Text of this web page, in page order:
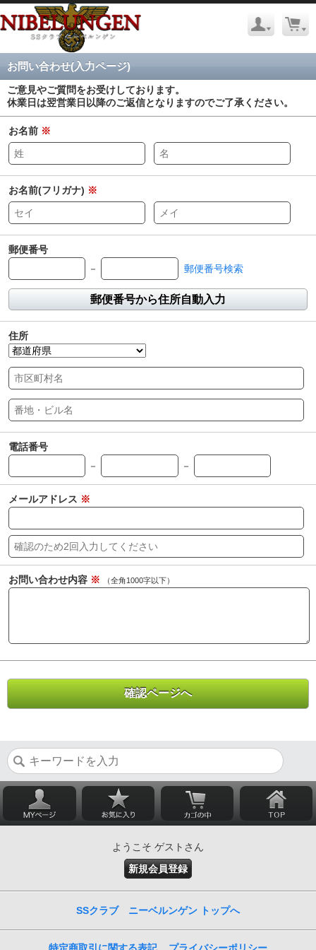
お問い合わせ(入力ページ)
ご意見やご質問をお受けしております。
休業日は翌営業日以降のご返信となりますのでご了承ください。
お名前 ※
お名前(フリガナ) ※
郵便番号
－
郵便番号検索
郵便番号から住所自動入力
住所
電話番号
－
－
メールアドレス ※
お問い合わせ内容 ※ （全角1000字以下）
ようこそ ゲストさん
新規会員登録
SSクラブ ニーベルンゲン トップへ